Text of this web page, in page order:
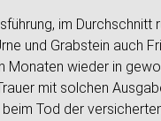
im Durchschnitt
und Grabstein auch
Monaten wieder in
mit solchen
Tod der